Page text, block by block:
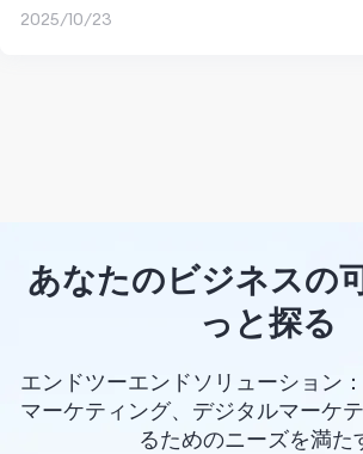
2025/10/23
あなたのビジネスの
っと探る
エンドツーエンドソリューション
マーケティング、デジタルマーケ
るためのニーズを満た